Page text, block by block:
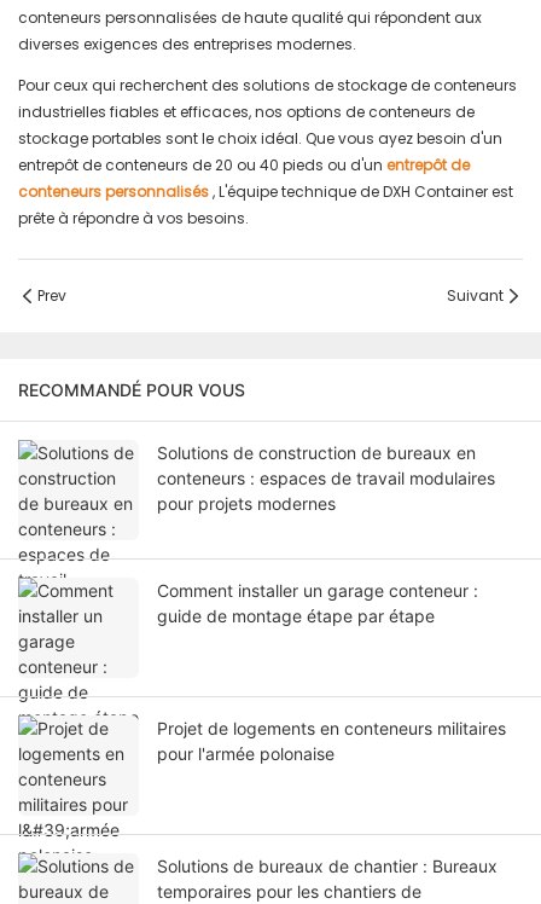
conteneurs personnalisées de haute qualité qui répondent aux
diverses exigences des entreprises modernes.
Pour ceux qui recherchent des solutions de stockage de conteneurs
industrielles fiables et efficaces, nos options de conteneurs de
stockage portables sont le choix idéal. Que vous ayez besoin d'un
entrepôt de conteneurs de 20 ou 40 pieds ou d'un entrepôt de
conteneurs personnalisés, L'équipe technique de DXH Container est
prête à répondre à vos besoins.
Prev Suivant
RECOMMANDÉ POUR VOUS
Solutions de construction de bureaux en
conteneurs : espaces de travail modulaires
pour projets modernes
Comment installer un garage conteneur :
guide de montage étape par étape
Projet de logements en conteneurs militaires
pour l'armée polonaise
Solutions de bureaux de chantier : Bureaux
temporaires pour les chantiers de